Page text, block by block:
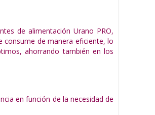
de alimentación Urano PRO,
consume de manera eficiente, lo
ahorrando también en los
en función de la necesidad de